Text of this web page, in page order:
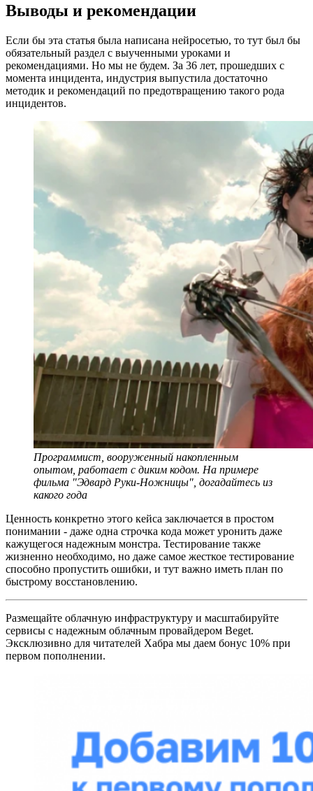
Выводы и рекомендации
Если бы эта статья была написана нейросетью, то тут был бы
обязательный раздел с выученными уроками и
рекомендациями. Но мы не будем. За 36 лет, прошедших с
момента инцидента, индустрия выпустила достаточно
методик и рекомендаций по предотвращению такого рода
инцидентов.
Программист, вооруженный накопленным
опытом, работает с диким кодом. На примере
фильма "Эдвард Руки-Ножницы", догадайтесь из
какого года
Ценность конкретно этого кейса заключается в простом
понимании - даже одна строчка кода может уронить даже
кажущегося надежным монстра. Тестирование также
жизненно необходимо, но даже самое жесткое тестирование
способно пропустить ошибки, и тут важно иметь план по
быстрому восстановлению.
Размещайте облачную инфраструктуру и масштабируйте
сервисы с надежным облачным провайдером Beget.
Эксклюзивно для читателей Хабра мы даем бонус 10% при
первом пополнении.